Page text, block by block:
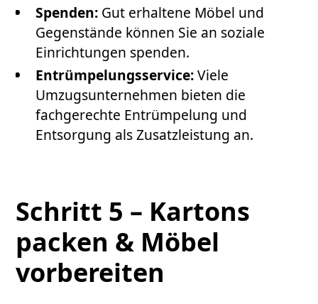
Spenden: Gut erhaltene Möbel und
Gegenstände können Sie an soziale
Einrichtungen spenden.
Entrümpelungsservice:Viele
Umzugsunternehmen bieten die
fachgerechte Entrümpelung und
Entsorgung als Zusatzleistung an.
Schritt 5 – Kartons
packen & Möbel
vorbereiten